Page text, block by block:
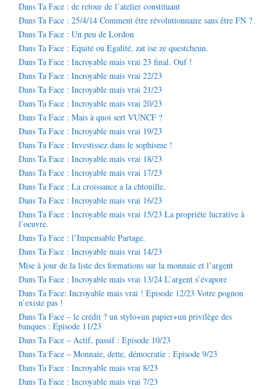
Dans Ta Face : de retour de l’atelier constituant
Dans Ta Face : 25/4/14 Comment être révolutionnaire sans être FN ?
Dans Ta Face : Un peu de Lordon
Dans Ta Face : Equité ou Egalité, zat ise ze questcheun.
Dans Ta Face : Incroyable mais vrai 23 final. Ouf !
Dans Ta Face : Incroyable mais vrai 22/23
Dans Ta Face : Incroyable mais vrai 21/23
Dans Ta Face : Incroyable mais vrai 20/23
Dans Ta Face : Mais à quoi sert VUNCF ?
Dans Ta Face : Incroyable mais vrai 19/23
Dans Ta Face : Investissez dans le sophisme !
Dans Ta Face : Incroyable mais vrai 18/23
Dans Ta Face : Incroyable mais vrai 17/23
Dans Ta Face : La croissance a la chtouille.
Dans Ta Face : Incroyable mais vrai 16/23
Dans Ta Face : Incroyable mais vrai 15/23 La propriété lucrative à
l’oeuvre.
Dans Ta Face : l’Impensable Partage.
Dans Ta Face : Incroyable mais vrai 14/23
Mise à jour de la liste des formations sur la monnaie et l’argent
Dans Ta Face : Incroyable mais vrai 13/24 L’argent s’évapore
Dans Ta Face: Incroyable mais vrai ! Episode 12/23 Votre pognon
n’existe pas !
Dans Ta Face – le crédit ? un stylo+un papier+un privilège des
banques : Episode 11/23
Dans Ta Face – Actif, passif : Episode 10/23
Dans Ta Face – Monnaie, dette, démocratie : Episode 9/23
Dans Ta Face : Incroyable mais vrai 8/23
Dans Ta Face : Incroyable mais vrai 7/23